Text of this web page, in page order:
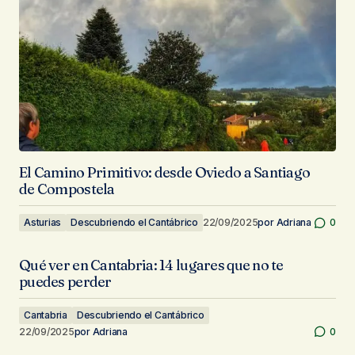
El Camino Primitivo: desde Oviedo a Santiago
de Compostela
Asturias Descubriendo el Cantábrico 22/09/2025por Adriana 0
Qué ver en Cantabria: 14 lugares que no te
puedes perder
Cantabria
Descubriendo el Cantábrico
22/09/2025por Adriana 0